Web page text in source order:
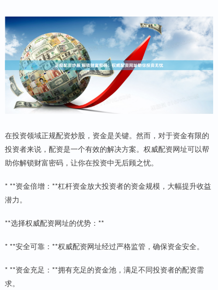
在投资领域正规配资炒股，资金是关键。然而，对于资金有限的
投资者来说，配资是一个有效的解决方案。权威配资网址可以帮
助你解锁财富密码，让你在投资中无后顾之忧。
* **资金倍增：**杠杆资金放大投资者的资金规模，大幅提升收益
潜力。
**选择权威配资网址的优势：**
* **安全可靠：**权威配资网址经过严格监管，确保资金安全。
* **资金充足：**拥有充足的资金池，满足不同投资者的配资需
求。